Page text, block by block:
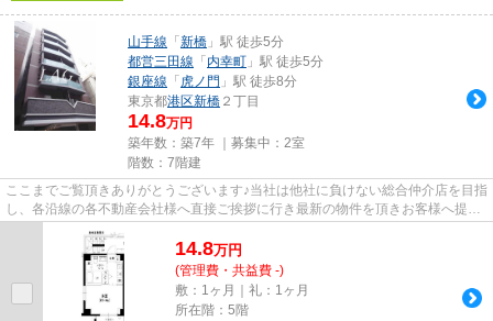
山手線 「 新橋 」駅 徒歩5分
都営三田線 「 内幸町 」駅 徒歩5分
銀座線 「 虎ノ門 」駅 徒歩8分
東京都港区新橋 ２丁目
14.8万円
築年数：築7年 ｜募集中： 2室
階数：7階建
ここまでご覧頂きありがとうございます♪当社は他社に負けない総合仲介店を目指
し、各沿線の各不動産会社様へ直接ご挨拶に行き最新の物件を頂きお客様へ提供
しております！最新の情報は...
14.8万円
(管理費・共益費 -)
敷：1ヶ月｜礼：1ヶ月
所在階：5階